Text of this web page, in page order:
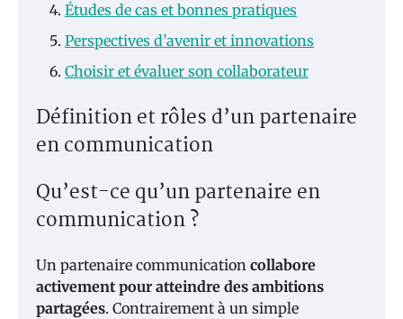
Études de cas et bonnes pratiques
Perspectives d’avenir et innovations
Choisir et évaluer son collaborateur
Définition et rôles d’un partenaire
en communication
Qu’est-ce qu’un partenaire en
communication ?
Un partenaire communication collabore
activement pour atteindre des ambitions
partagées. Contrairement à un simple